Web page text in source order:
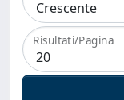
Risultati/Pagina